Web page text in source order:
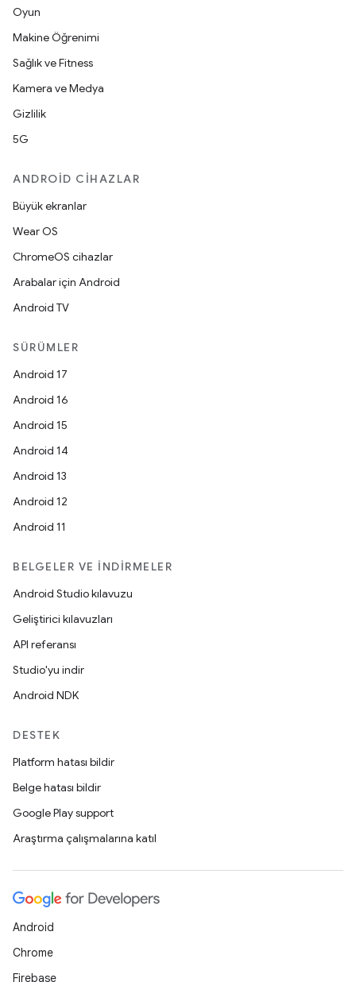
Oyun
Makine Öğrenimi
Sağlık ve Fitness
Kamera ve Medya
Gizlilik
5G
ANDROID CIHAZLAR
Büyük ekranlar
Wear OS
ChromeOS cihazlar
Arabalar için Android
Android TV
SÜRÜMLER
Android 17
Android 16
Android 15
Android 14
Android 13
Android 12
Android 11
BELGELER VE İNDIRMELER
Android Studio kılavuzu
Geliştirici kılavuzları
API referansı
Studio'yu indir
Android NDK
DESTEK
Platform hatası bildir
Belge hatası bildir
Google Play support
Araştırma çalışmalarına katıl
Android
Chrome
Firebase